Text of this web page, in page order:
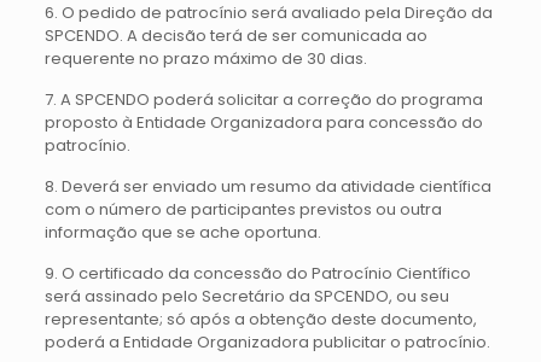
6. O pedido de patrocínio será avaliado pela Direção da
SPCENDO. A decisão terá de ser comunicada ao
requerente no prazo máximo de 30 dias.
7. A SPCENDO poderá solicitar a correção do programa
proposto à Entidade Organizadora para concessão do
patrocínio.
8. Deverá ser enviado um resumo da atividade científica
com o número de participantes previstos ou outra
informação que se ache oportuna.
9. O certificado da concessão do Patrocínio Científico
será assinado pelo Secretário da SPCENDO, ou seu
representante; só após a obtenção deste documento,
poderá a Entidade Organizadora publicitar o patrocínio.